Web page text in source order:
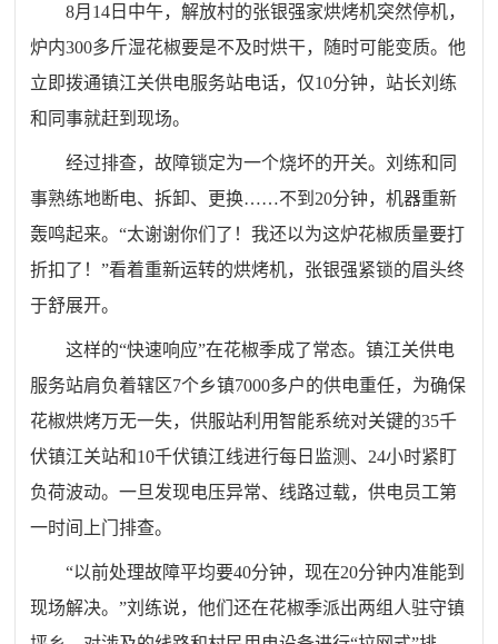
8月14日中午，解放村的张银强家烘烤机突然停机，
炉内300多斤湿花椒要是不及时烘干，随时可能变质。他
立即拨通镇江关供电服务站电话，仅10分钟，站长刘练
和同事就赶到现场。
经过排查，故障锁定为一个烧坏的开关。刘练和同
事熟练地断电、拆卸、更换……不到20分钟，机器重新
轰鸣起来。“太谢谢你们了！我还以为这炉花椒质量要打
折扣了！”看着重新运转的烘烤机，张银强紧锁的眉头终
于舒展开。
这样的“快速响应”在花椒季成了常态。镇江关供电
服务站肩负着辖区7个乡镇7000多户的供电重任，为确保
花椒烘烤万无一失，供服站利用智能系统对关键的35千
伏镇江关站和10千伏镇江线进行每日监测、24小时紧盯
负荷波动。一旦发现电压异常、线路过载，供电员工第
一时间上门排查。
“以前处理故障平均要40分钟，现在20分钟内准能到
现场解决。”刘练说，他们还在花椒季派出两组人驻守镇